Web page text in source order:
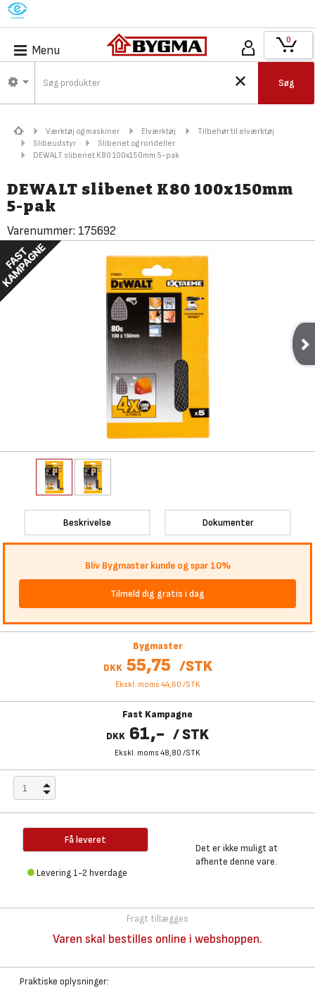
M
Menu
Søg
0
Værktøj og maskiner Elværktøj
Tilbehør til elværktøj
Slibeudstyr
Slibenet og rondeller
DEWALT slibenet K80 100x150mm 5-pak
DEWALT slibenet K80 100x150mm
5-pak
Varenummer: 175692
Beskrivelse Dokumenter
Bliv Bygmaster kunde og spar 10%
Tilmeld dig gratis i dag
Bygmaster
DKK 55,75 /STK
Ekskl. moms 44,60 /STK
Fast Kampagne
DKK 61,- /STK
Ekskl. moms 48,80 /STK
Få leveret
Levering 1-2 hverdage
Det er ikke muligt at
afhente denne vare.
Fragt tillægges
Varen skal bestilles online i webshoppen.
Praktiske oplysninger: